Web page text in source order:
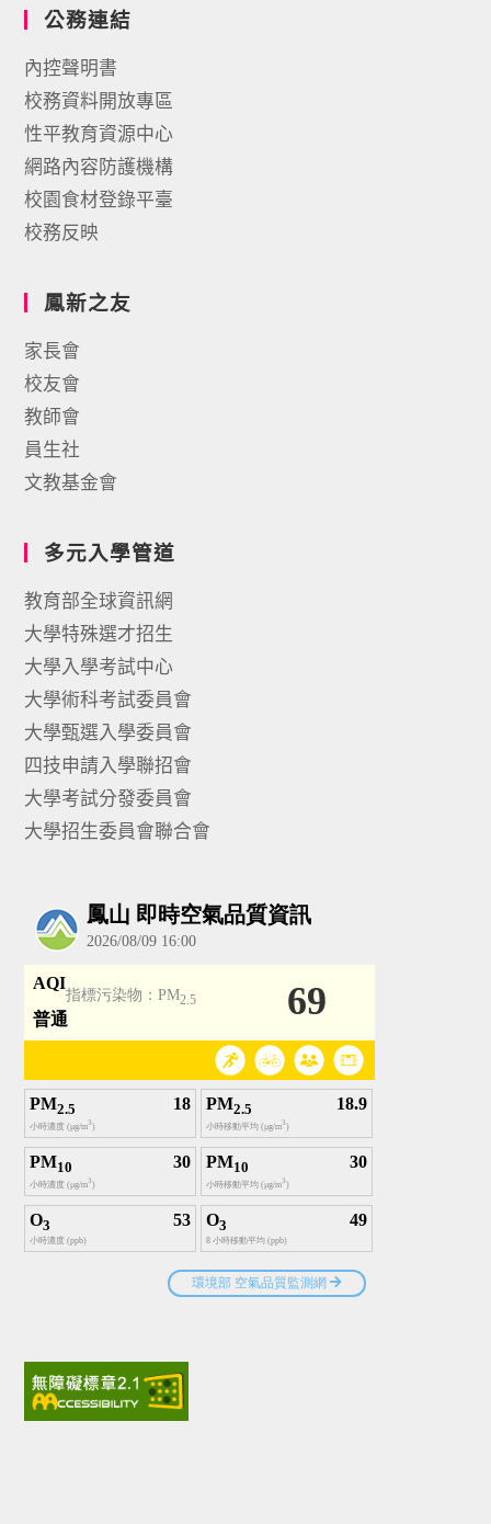
公務連結
內控聲明書
校務資料開放專區
性平教育資源中心
網路內容防護機構
校園食材登錄平臺
校務反映
鳳新之友
家長會
校友會
教師會
員生社
文教基金會
多元入學管道
教育部全球資訊網
大學特殊選才招生
大學入學考試中心
大學術科考試委員會
大學甄選入學委員會
四技申請入學聯招會
大學考試分發委員會
大學招生委員會聯合會